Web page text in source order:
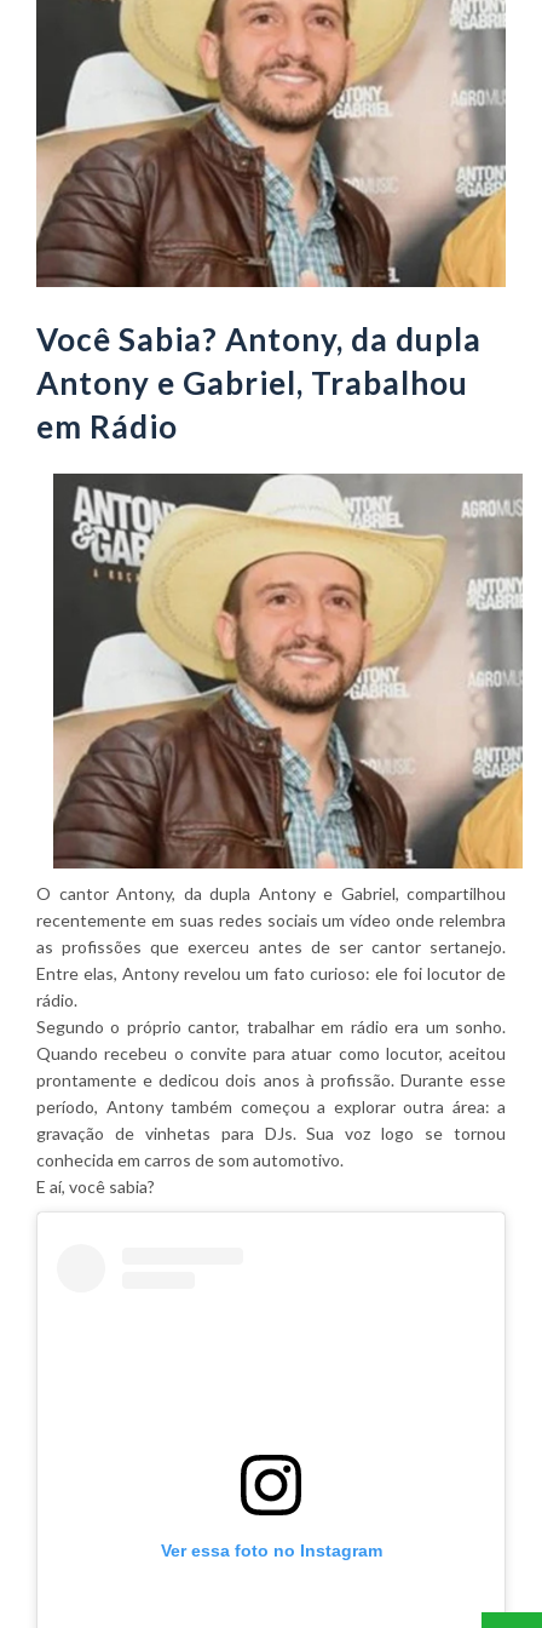
Você Sabia? Antony, da dupla
Antony e Gabriel, Trabalhou
em Rádio
O cantor Antony, da dupla Antony e Gabriel, compartilhou
recentemente em suas redes sociais um vídeo onde relembra
as profissões que exerceu antes de ser cantor sertanejo.
Entre elas, Antony revelou um fato curioso: ele foi locutor de
rádio.
Segundo o próprio cantor, trabalhar em rádio era um sonho.
Quando recebeu o convite para atuar como locutor, aceitou
prontamente e dedicou dois anos à profissão. Durante esse
período, Antony também começou a explorar outra área: a
gravação de vinhetas para DJs. Sua voz logo se tornou
conhecida em carros de som automotivo.
E aí, você sabia?
Ver essa foto no Instagram